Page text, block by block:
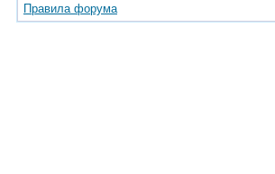
Правила форума